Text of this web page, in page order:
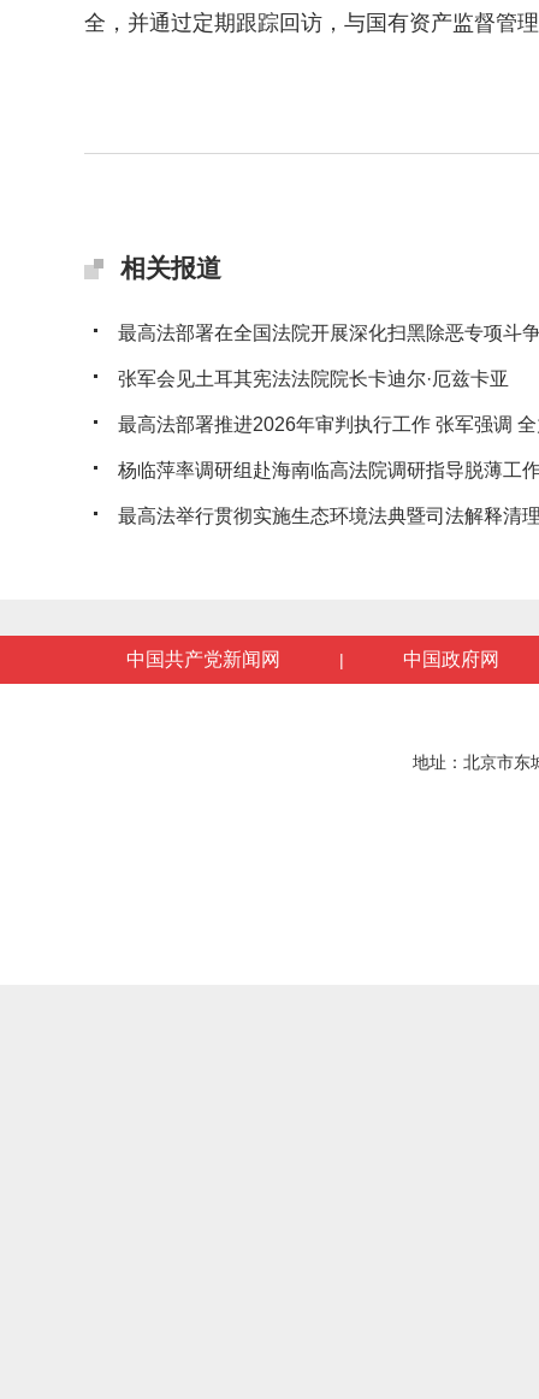
全，并通过定期跟踪回访，与国有资产监督管
相关报道
最高法部署在全国法院开展深化扫黑除恶专项斗
张军会见土耳其宪法法院院长卡迪尔·厄兹卡亚
最高法部署推进2026年审判执行工作 张军强调
杨临萍率调研组赴海南临高法院调研指导脱薄工
最高法举行贯彻实施生态环境法典暨司法解释清
中国共产党新闻网 | 中国政府网
地址：北京市东